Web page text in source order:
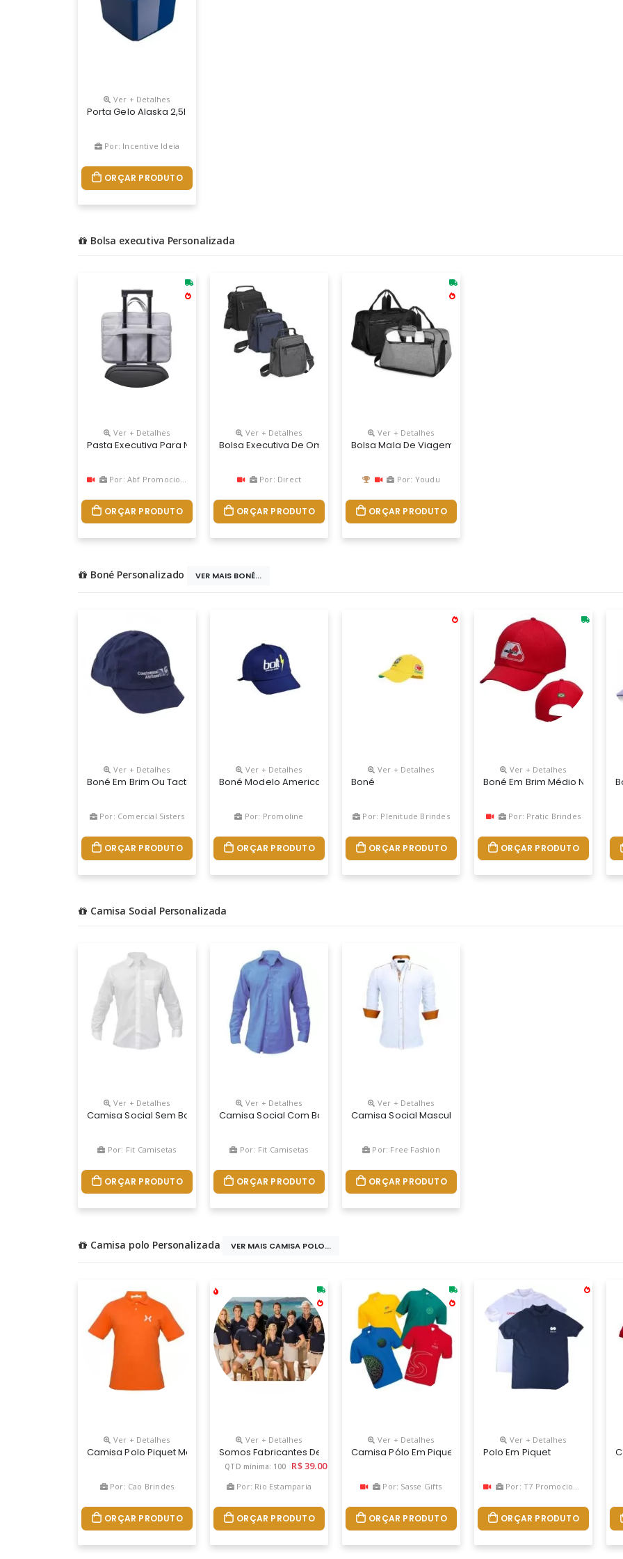
Ver + Detalhes
Porta Gelo Alaska 2,5l - O Porta Gelo Alaska Da Unitermi Possui Design Clean, Fácil Limpeza, Prático Sistema De
Por: Incentive Ideia
ORÇAR PRODUTO
Bolsa executiva Personalizada
Ver + Detalhes
Pasta Executiva Para Notebook 15 Polegadas. Confeccionada Em Poliéster A Pasta Tem O Compartimento
Por: Abf Promocional
ORÇAR PRODUTO
Ver + Detalhes
Bolsa Executiva De Ombro Com 4 Compartimentos
Por: Direct
ORÇAR PRODUTO
Ver + Detalhes
Bolsa Mala De Viagem Em Polyester, Compartimento
Por: Youdu
ORÇAR PRODUTO
Boné Personalizado VER MAIS BONÉ...
Ver + Detalhes
Boné Em Brim Ou Tactel - Silkado Ou Bordado
Por: Comercial Sisters
ORÇAR PRODUTO
Ver + Detalhes
Boné Modelo Americano 5 Gomos Em Brim.
Por: Promoline
ORÇAR PRODUTO
Ver + Detalhes
Boné
Por: Plenitude Brindes
ORÇAR PRODUTO
Ver + Detalhes
Boné Em Brim Médio Nos
Por: Pratic Brindes
ORÇAR PRODUTO
Camisa Social Personalizada
Ver + Detalhes
Camisa Social Sem Bolso
Por: Fit Camisetas
ORÇAR PRODUTO
Ver + Detalhes
Camisa Social Com Bolso
Por: Fit Camisetas
ORÇAR PRODUTO
Ver + Detalhes
Camisa Social Masculina & Feminina FabricaÇÃo PrÓpria,
Por: Free Fashion
ORÇAR PRODUTO
Camisa polo Personalizada VER MAIS CAMISA POLO...
Ver + Detalhes
Camisa Polo Piquet Manga Curta
Por: Cao Brindes
ORÇAR PRODUTO
Ver + Detalhes
Somos Fabricantes De Uniformes,brindes,camisetas Personalizadas.
QTD mínima: 100 R$ 39.00
Por: Rio Estamparia
ORÇAR PRODUTO
Ver + Detalhes
Camisa Pólo Em Pique P/a Ou Malha De Algodão,
Por: Sasse Gifts
ORÇAR PRODUTO
Ver + Detalhes
Polo Em Piquet
Por: T7 Promocional
ORÇAR PRODUTO